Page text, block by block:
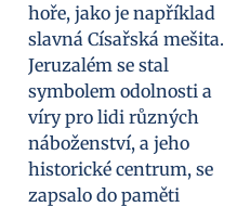
hoře, jako je například
slavná Císařská mešita.
Jeruzalém se stal
symbolem odolnosti a
víry pro lidi různých
náboženství, a jeho
historické centrum, se
zapsalo do paměti